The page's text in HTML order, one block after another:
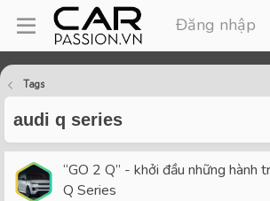
Đăng nhập
Tags
audi q series
“GO 2 Q” - khởi đầu những hành
Q Series